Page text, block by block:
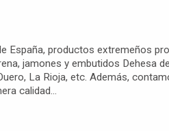
España, productos extremeños
jamones y embutidos Dehesa
La Rioja, etc. Además,
calidad...